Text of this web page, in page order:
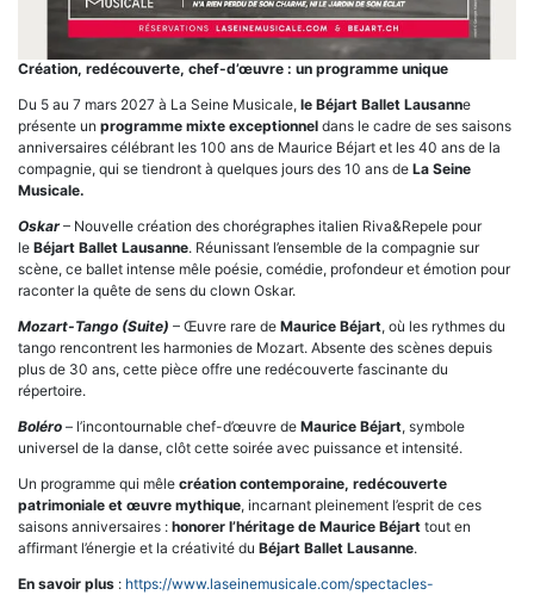
Création, redécouverte, chef-d’œuvre : un programme unique
Du 5 au 7 mars 2027 à La Seine Musicale, le Béjart Ballet Lausanne
présente un programme mixte exceptionnel dans le cadre de ses saisons
anniversaires célébrant les 100 ans de Maurice Béjart et les 40 ans de la
compagnie, qui se tiendront à quelques jours des 10 ans de La Seine
Musicale.
Oskar– Nouvelle création des chorégraphes italien Riva&Repele pour
le Béjart Ballet Lausanne. Réunissant l’ensemble de la compagnie sur
scène, ce ballet intense mêle poésie, comédie, profondeur et émotion pour
raconter la quête de sens du clown Oskar.
Mozart-Tango (Suite) – Œuvre rare de Maurice Béjart, où les rythmes du
tango rencontrent les harmonies de Mozart. Absente des scènes depuis
plus de 30 ans, cette pièce offre une redécouverte fascinante du
répertoire.
Boléro – l’incontournable chef-d’œuvre de Maurice Béjart, symbole
universel de la danse, clôt cette soirée avec puissance et intensité.
Un programme qui mêle création contemporaine, redécouverte
patrimoniale et œuvre mythique, incarnant pleinement l’esprit de ces
saisons anniversaires : honorer l’héritage de Maurice Béjart tout en
affirmant l’énergie et la créativité du Béjart Ballet Lausanne.
En savoir plus : https://www.laseinemusicale.com/spectacles-